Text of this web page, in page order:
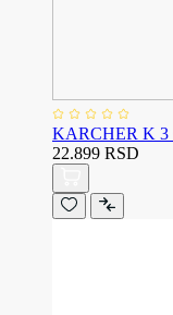
KARCHER K 3
22.899 RSD